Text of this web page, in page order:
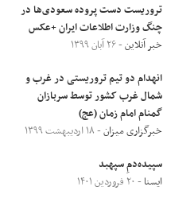
تروریست دست پروده سعودی‌ها در
چنگ وزارت اطلاعات ایران +عکس
خبر آنلاین- ۲۶ آبان ۱۳۹۹
انهدام دو تیم تروریستی در غرب و
شمال غرب کشور توسط سربازان
گمنام امام زمان (عج)
خبرگزاری میزان- ۱۸ اردیبهشت ۱۳۹۹
سپیده‌دمِ سپهبد
ایسنا - ۲۰ فروردین ۱۴۰۱